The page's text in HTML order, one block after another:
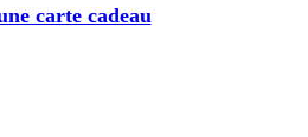
carte cadeau